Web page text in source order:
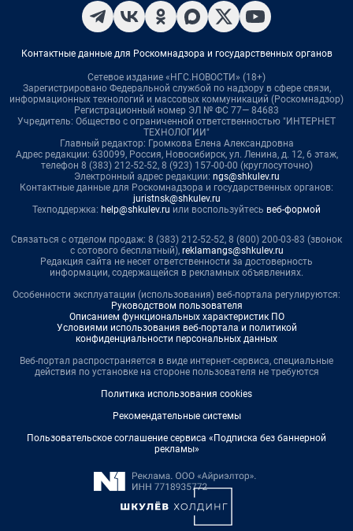
Контактные данные для Роскомнадзора и государственных органов
Сетевое издание «НГС.НОВОСТИ» (18+)
Зарегистрировано Федеральной службой по надзору в сфере связи,
информационных технологий и массовых коммуникаций (Роскомнадзор)
Регистрационный номер ЭЛ № ФС 77— 84683
Учредитель: Общество с ограниченной ответственностью "ИНТЕРНЕТ
ТЕХНОЛОГИИ"
Главный редактор: Громкова Елена Александровна
Адрес редакции: 630099, Россия, Новосибирск, ул. Ленина, д. 12, 6 этаж,
телефон 8 (383) 212-52-52, 8 (923) 157-00-00 (круглосуточно)
Электронный адрес редакции: ngs@shkulev.ru
Контактные данные для Роскомнадзора и государственных органов:
juristnsk@shkulev.ru
Техподдержка: help@shkulev.ru или воспользуйтесь веб-формой
Связаться с отделом продаж: 8 (383) 212-52-52, 8 (800) 200-03-83 (звонок
с сотового бесплатный), reklamangs@shkulev.ru
Редакция сайта не несет ответственности за достоверность
информации, содержащейся в рекламных объявлениях.
Особенности эксплуатации (использования) веб-портала регулируются:
Руководством пользователя
Описанием функциональных характеристик ПО
Условиями использования веб-портала и политикой
конфиденциальности персональных данных
Веб-портал распространяется в виде интернет-сервиса, специальные
действия по установке на стороне пользователя не требуются
Политика использования cookies
Рекомендательные системы
Пользовательское соглашение сервиса «Подписка без баннерной
рекламы»